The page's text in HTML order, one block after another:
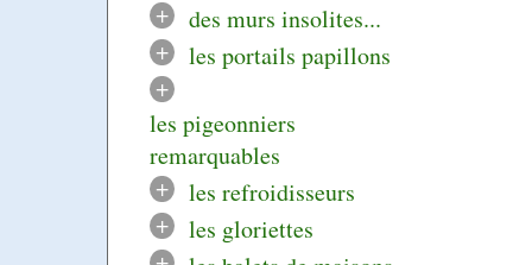
+
des murs insolites...
+
les portails papillons
+
les pigeonniers
remarquables
+
les refroidisseurs
+
les gloriettes